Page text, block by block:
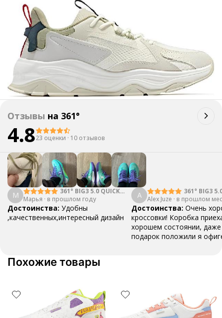
Отзывы на 361°
4.823 оценки · 10 отзывов
М
361° BIG3 5.0 QUICK
PRO
Марья · в прошлом году
Достоинства: Удобны
,качественных,интересный дизайн
A
361° BIG3
Alex Juze · в прошлом
Достоинства: Очень
кроссовки! Коробка
хорошем состоянии, даже
подарок положили я
отзыв 🦄Небольшие
действительно могут
моделях, это не
Похожие товары